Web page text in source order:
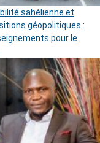
sahélienne et
géopolitiques :
pour le